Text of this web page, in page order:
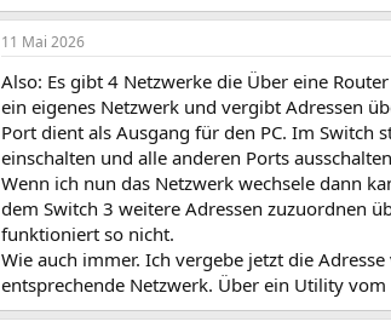
11 Mai 2026
Also: Es gibt 4 Netzwerke die Über eine
ein eigenes Netzwerk und vergibt Adressen
Port dient als Ausgang für den PC. Im Switch
einschalten und alle anderen Ports
Wenn ich nun das Netzwerk wechsele dann
dem Switch 3 weitere Adressen zuzuordnen
funktioniert so nicht.
Wie auch immer. Ich vergebe jetzt die
entsprechende Netzwerk. Über ein Utility